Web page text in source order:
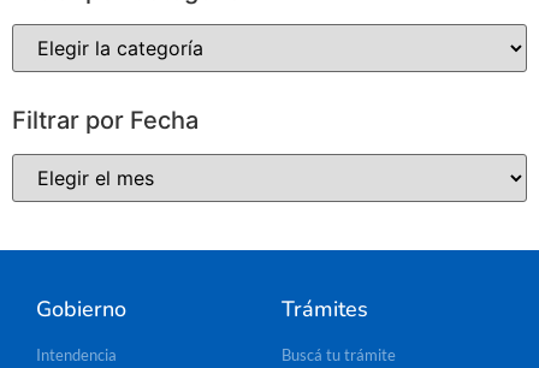
Filtrar por Fecha
Gobierno
Intendencia
Trámites
Buscá tu trámite